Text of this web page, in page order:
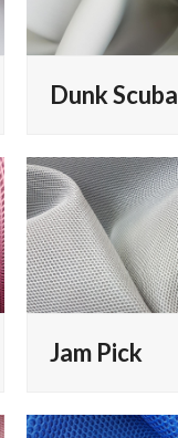
Dunk Scuba
Jam Pick